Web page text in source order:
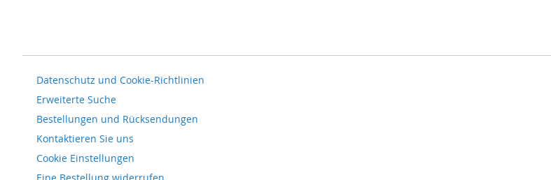
Datenschutz und Cookie-Richtlinien
Erweiterte Suche
Bestellungen und Rücksendungen
Kontaktieren Sie uns
Cookie Einstellungen